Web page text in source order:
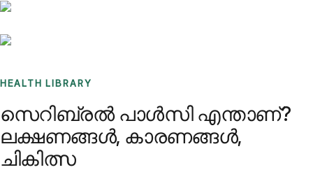
HEALTH LIBRARY
സെറിബ്രൽ പാൾസി എന്താണ്?
ലക്ഷണങ്ങൾ, കാരണങ്ങൾ,
ചികിത്സ